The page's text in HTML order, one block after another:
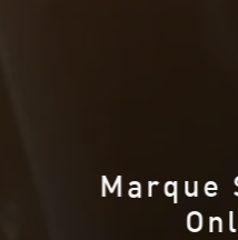
Marque